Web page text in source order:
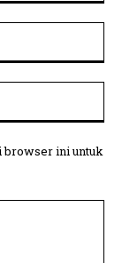
browser ini untuk